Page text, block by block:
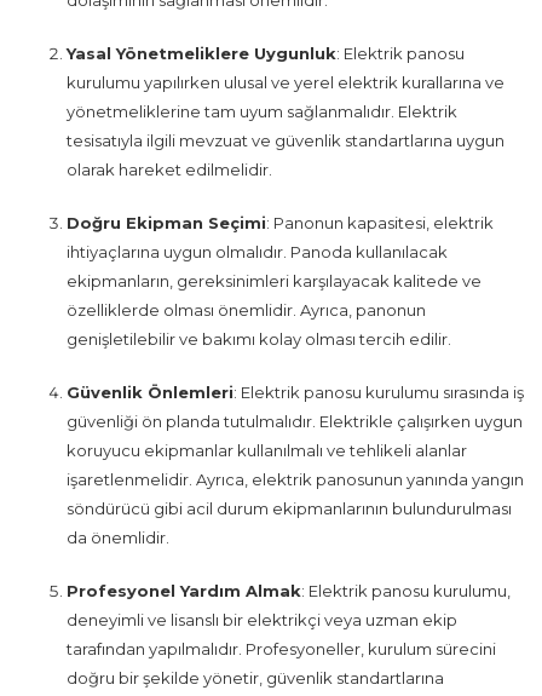
Yasal Yönetmeliklere Uygunluk: Elektrik panosu
kurulumu yapılırken ulusal ve yerel elektrik kurallarına ve
yönetmeliklerine tam uyum sağlanmalıdır. Elektrik
tesisatıyla ilgili mevzuat ve güvenlik standartlarına uygun
olarak hareket edilmelidir.
Doğru Ekipman Seçimi: Panonun kapasitesi, elektrik
ihtiyaçlarına uygun olmalıdır. Panoda kullanılacak
ekipmanların, gereksinimleri karşılayacak kalitede ve
özelliklerde olması önemlidir. Ayrıca, panonun
genişletilebilir ve bakımı kolay olması tercih edilir.
Güvenlik Önlemleri: Elektrik panosu kurulumu sırasında iş
güvenliği ön planda tutulmalıdır. Elektrikle çalışırken uygun
koruyucu ekipmanlar kullanılmalı ve tehlikeli alanlar
işaretlenmelidir. Ayrıca, elektrik panosunun yanında yangın
söndürücü gibi acil durum ekipmanlarının bulundurulması
da önemlidir.
Profesyonel Yardım Almak: Elektrik panosu kurulumu,
deneyimli ve lisanslı bir elektrikçi veya uzman ekip
tarafından yapılmalıdır. Profesyoneller, kurulum sürecini
doğru bir şekilde yönetir, güvenlik standartlarına